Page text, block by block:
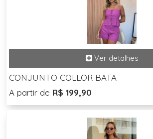
CONJUNTO COLLOR BATA
A partir de R$ 199,90